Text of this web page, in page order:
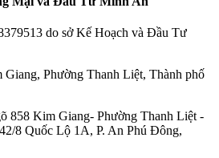
do sở Kế Hoạch và Đầu Tư
Phường Thanh Liệt, Thành phố
858 Kim Giang- Phường Thanh Liệt -
8 Quốc Lộ 1A, P. An Phú Đông,